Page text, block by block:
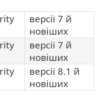
версії 7 й
новіших
версії 7 й
новіших
версії 8.1 й
новіших